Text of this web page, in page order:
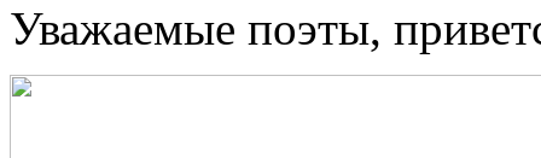
Уважаемые поэты,